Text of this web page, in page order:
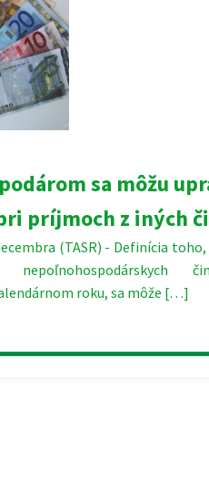
sa môžu
príjmoch z iných
(TASR) - Definícia
roku, sa môže […]